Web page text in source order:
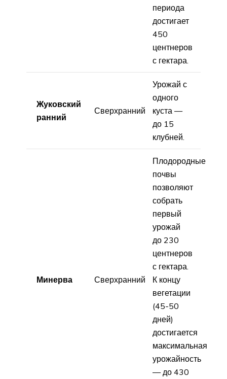
периода
достигает
450
центнеров
с гектара.
Жуковский
ранний
Сверхранний
Урожай с
одного
куста —
до 15
клубней.
Минерва Сверхранний
Плодородные
почвы
позволяют
собрать
первый
урожай
до 230
центнеров
с гектара.
К концу
вегетации
(45-50
дней)
достигается
максимальная
урожайность
— до 430